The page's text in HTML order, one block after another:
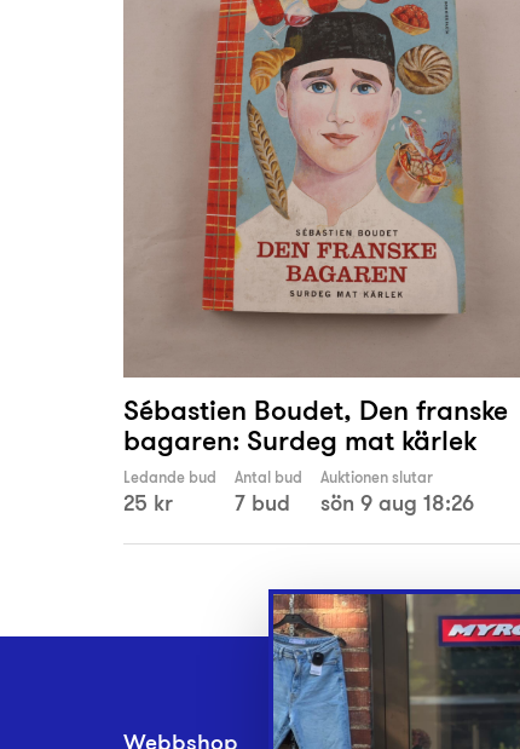
Sébastien Boudet, Den franske
bagaren: Surdeg mat kärlek
Ledande bud
25 kr
Antal bud
7 bud
Auktionen slutar
sön 9 aug 18:26